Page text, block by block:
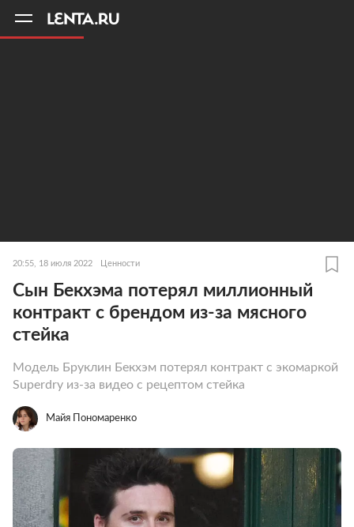
20:55, 18 июля 2022 Ценности
Сын Бекхэма потерял миллионный
контракт с брендом из-за мясного
стейка
Модель Бруклин Бекхэм потерял контракт с экомаркой
Superdry из-за видео с рецептом стейка
Майя Пономаренко